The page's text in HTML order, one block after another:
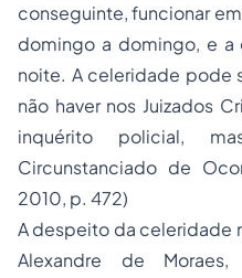
conseguinte, funcionar
domingo a domingo, e a
noite. A celeridade pode
não haver nos Juizados
inquérito policial,
Circunstanciado de
2010, p. 472)
A despeito da celeridade
Alexandre de Moraes,